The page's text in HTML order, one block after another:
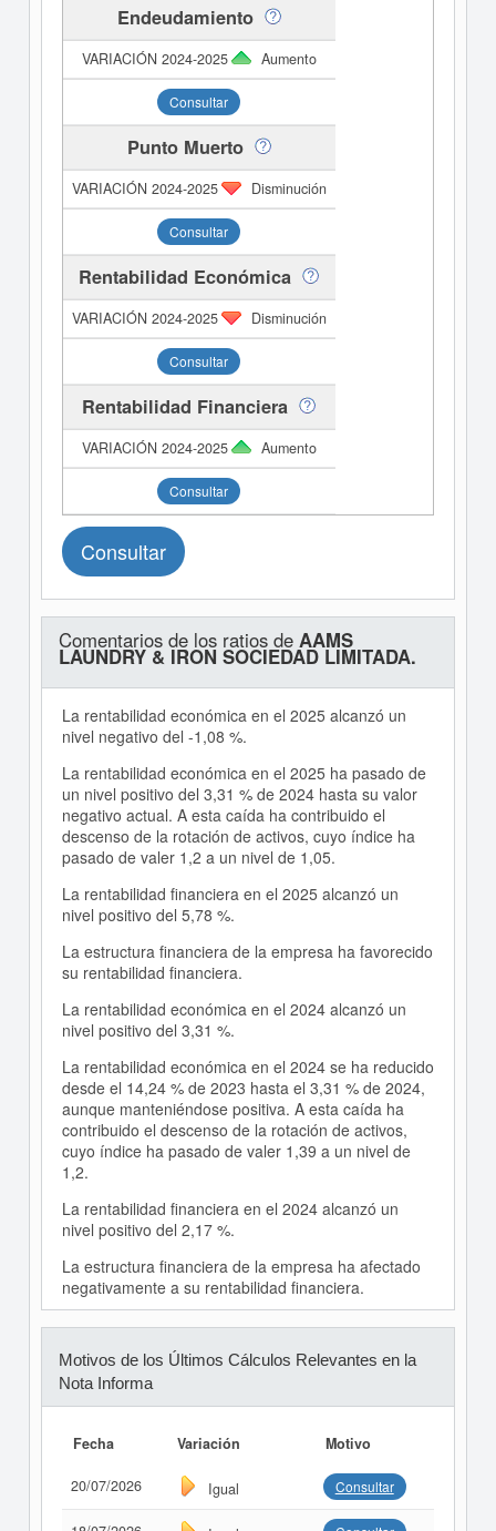
Endeudamiento
Aumento
Consultar
Punto Muerto
Disminución
Consultar
Rentabilidad Económica
Disminución
Consultar
Rentabilidad Financiera
Aumento
Consultar
Consultar
Comentarios de los ratios de AAMS
LAUNDRY & IRON SOCIEDAD LIMITADA.
La rentabilidad económica en el 2025 alcanzó un
nivel negativo del -1,08 %.
La rentabilidad económica en el 2025 ha pasado de
un nivel positivo del 3,31 % de 2024 hasta su valor
negativo actual. A esta caída ha contribuido el
descenso de la rotación de activos, cuyo índice ha
pasado de valer 1,2 a un nivel de 1,05.
La rentabilidad financiera en el 2025 alcanzó un
nivel positivo del 5,78 %.
La estructura financiera de la empresa ha favorecido
su rentabilidad financiera.
La rentabilidad económica en el 2024 alcanzó un
nivel positivo del 3,31 %.
La rentabilidad económica en el 2024 se ha reducido
desde el 14,24 % de 2023 hasta el 3,31 % de 2024,
aunque manteniéndose positiva. A esta caída ha
contribuido el descenso de la rotación de activos,
cuyo índice ha pasado de valer 1,39 a un nivel de
1,2.
La rentabilidad financiera en el 2024 alcanzó un
nivel positivo del 2,17 %.
La estructura financiera de la empresa ha afectado
negativamente a su rentabilidad financiera.
Motivos de los Últimos Cálculos Relevantes en la
Nota Informa
Fecha Variación Motivo
20/07/2026 Igual Consultar